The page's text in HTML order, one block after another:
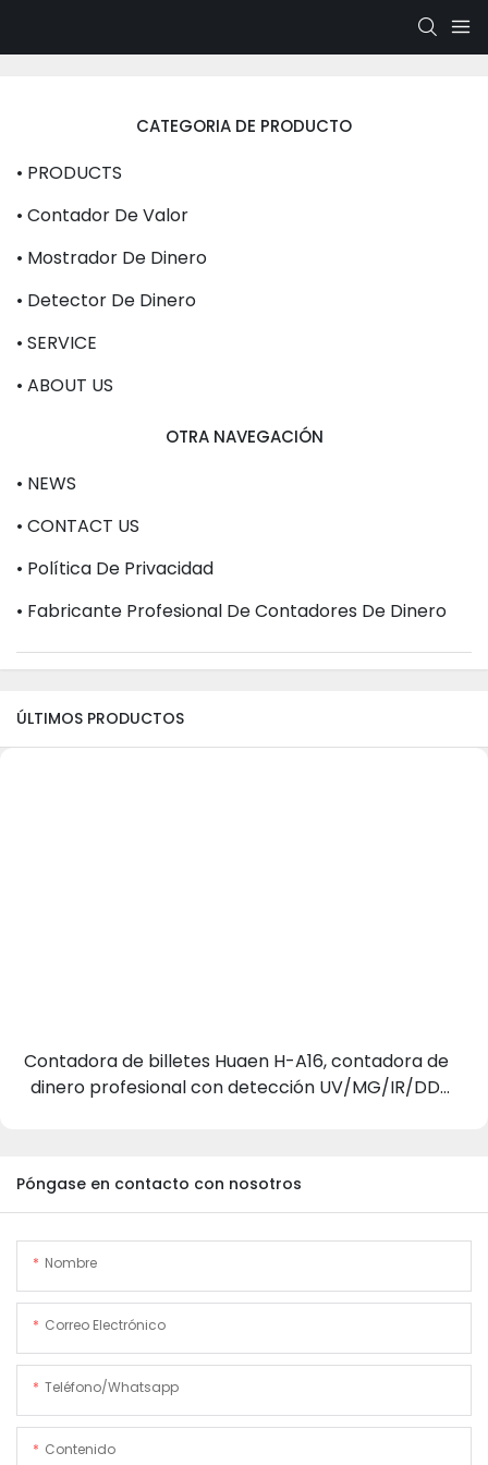
CATEGORIA DE PRODUCTO
• PRODUCTS
• Contador De Valor
• Mostrador De Dinero
• Detector De Dinero
• SERVICE
• ABOUT US
OTRA NAVEGACIÓN
• NEWS
• CONTACT US
• Política De Privacidad
• Fabricante Profesional De Contadores De Dinero
ÚLTIMOS PRODUCTOS
Contadora de billetes Huaen H-A16, contadora de
dinero profesional con detección UV/MG/IR/DD,
Póngase en contacto con nosotros
Nombre
Correo Electrónico
Teléfono/whatsapp
Contenido